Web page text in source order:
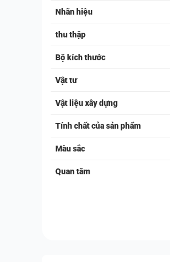
Nhãn hiệu
thu thập
Bộ kích thước
Vật tư
Vật liệu xây dựng
Tính chất của sản phẩm
Màu sắc
Quan tâm